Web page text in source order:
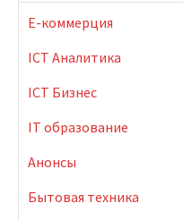
E-коммерция
ICT Аналитика
ICT Бизнес
IT образование
Анонсы
Бытовая техника